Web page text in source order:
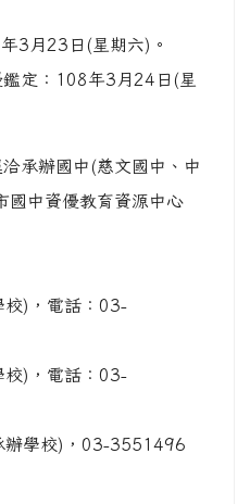
3月23日(星期六)。
鑑定：108年3月24日(星
承辦國中(慈文國中、中
國中資優教育資源中心
校)，電話：03-
校)，電話：03-
辦學校)，03-3551496